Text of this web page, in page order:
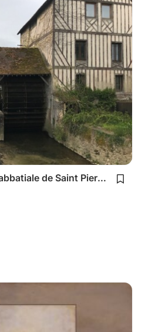
Le prieuré d'Ouézy - l'abbatiale de Saint Pierre e